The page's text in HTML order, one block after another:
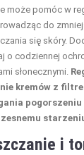
może pomóc w
do
się skóry.
o codziennej
słonecznymi.
kremów z
i